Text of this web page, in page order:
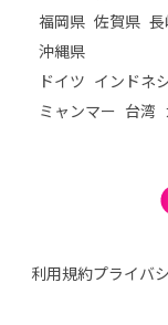
福岡県 佐賀県
沖縄県
ドイツ インドネ
ミャンマー 台湾
利用規約プライバ